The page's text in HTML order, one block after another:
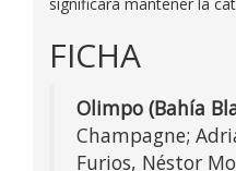
FICHA
Olimpo (Bahía
Champagne;
Furios, Néstor